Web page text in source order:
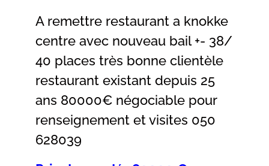
A remettre restaurant a knokke
centre avec nouveau bail +- 38/
40 places très bonne clientèle
restaurant existant depuis 25
ans 80000€ négociable pour
renseignement et visites 050
628039